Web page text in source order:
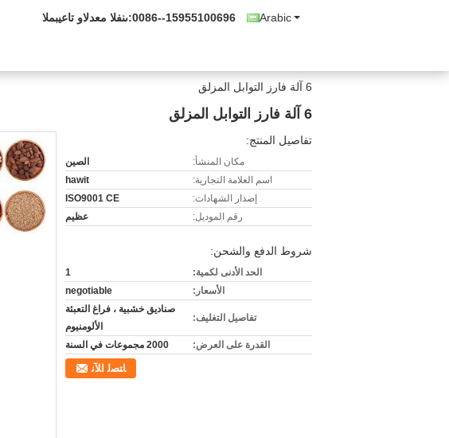
Arabic المبيعات والدعم الفنى:0086--15955100696
6 آلة فارز التوابل المزلق
6 آلة فارز التوابل المزلق
تفاصيل المنتج:
مكان المنشأ:
الصين
اسم العلامة التجارية:
hawit
إصدار الشهادات:
ISO9001 CE
رقم الموديل:
عظيم
شروط الدفع والشحن:
الحد الأدنى لكمية:
1
الأسعار:
negotiable
تفاصيل التغليف:
صناديق خشبية ، فراغ التعبئة
الألومنيوم
القدرة على العرض:
2000 مجموعات في السنة
ﺎﺘﺼﻟ ﺍﻶﻧ